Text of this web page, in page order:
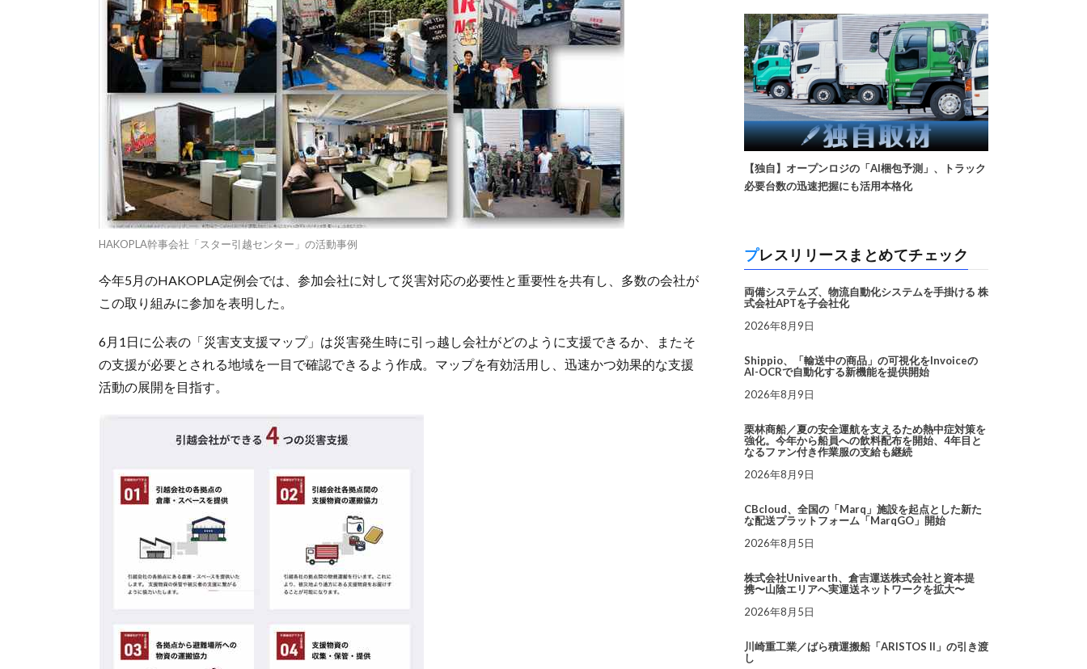
HAKOPLA幹事会社「スター引越センター」の活動事例
今年5月のHAKOPLA定例会では、参加会社に対して災害対応の必要性と重要性を共有し、多数の会社が
この取り組みに参加を表明した。
6月1日に公表の「災害支支援マップ」は災害発生時に引っ越し会社がどのように支援できるか、またそ
の支援が必要とされる地域を一目で確認できるよう作成。マップを有効活用し、迅速かつ効果的な支援
活動の展開を目指す。
【独自】オープンロジの「AI梱包予測」、トラック
必要台数の迅速把握にも活用本格化
プレスリリースまとめてチェック
両備システムズ、物流自動化システムを手掛ける 株
式会社APTを子会社化
2026年8月9日
Shippio、「輸送中の商品」の可視化をInvoiceの
AI-OCRで自動化する新機能を提供開始
2026年8月9日
栗林商船／夏の安全運航を支えるため熱中症対策を
強化。今年から船員への飲料配布を開始、4年目と
なるファン付き作業服の支給も継続
2026年8月9日
CBcloud、全国の「Marq」施設を起点とした新た
な配送プラットフォーム「MarqGO」開始
2026年8月5日
株式会社Univearth、倉吉運送株式会社と資本提
携〜山陰エリアへ実運送ネットワークを拡大〜
2026年8月5日
川崎重工業／ばら積運搬船「ARISTOS II」の引き渡
し